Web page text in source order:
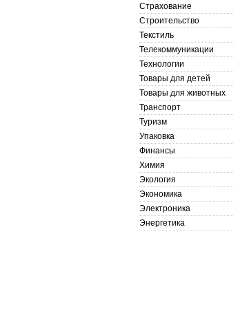
Страхование
Строительство
Текстиль
Телекоммуникации
Технологии
Товары для детей
Товары для животных
Транспорт
Туризм
Упаковка
Финансы
Химия
Экология
Экономика
Электроника
Энергетика